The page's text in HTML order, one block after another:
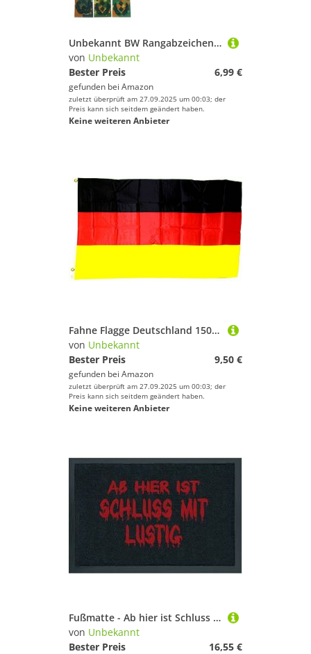
Unbekannt BW Rangabzeichen Flecktarn/schwarz Ausführung Brigadegeneral
von Unbekannt
Bester Preis
6,99 €
gefunden bei Amazon
zuletzt überprüft am 27.09.2025 um 00:03; der
Preis kann sich seitdem geändert haben.
Keine weiteren Anbieter
Fahne Flagge Deutschland 150 x 250 cm mit 2 Ösen
von Unbekannt
Bester Preis
9,50 €
gefunden bei Amazon
zuletzt überprüft am 27.09.2025 um 00:03; der
Preis kann sich seitdem geändert haben.
Keine weiteren Anbieter
Fußmatte - Ab hier ist Schluss mit lustig
von Unbekannt
Bester Preis
16,55 €